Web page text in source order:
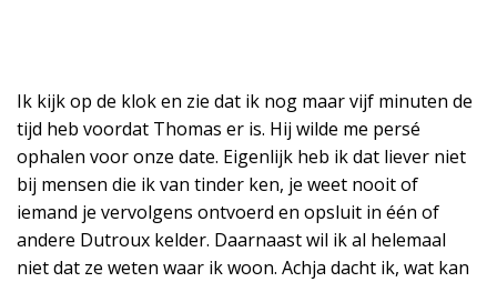
Ik kijk op de klok en zie dat ik nog maar vijf minuten de
tijd heb voordat Thomas er is. Hij wilde me persé
ophalen voor onze date. Eigenlijk heb ik dat liever niet
bij mensen die ik van tinder ken, je weet nooit of
iemand je vervolgens ontvoerd en opsluit in één of
andere Dutroux kelder. Daarnaast wil ik al helemaal
niet dat ze weten waar ik woon. Achja dacht ik, wat kan